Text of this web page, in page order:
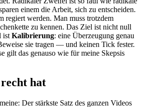
einem die Arbeit, sich zu entscheiden.
regiert werden. Man muss trotzdem
zu kennen. Das Ziel ist nicht null
ist Kalibrierung: eine Überzeugung genau
sie tragen — und keinen Tick fester.
gilt das genauso wie für meine Skepsis
hat
Der stärkste Satz des ganzen Videos